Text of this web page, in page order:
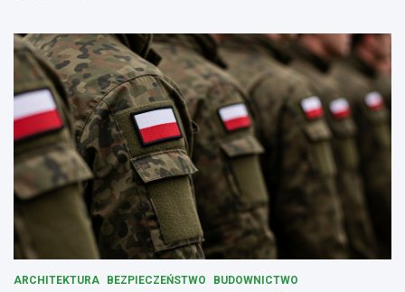
ARCHITEKTURA BEZPIECZEŃSTWO BUDOWNICTWO